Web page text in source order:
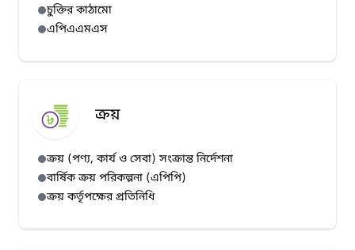
চুক্তির কাঠামো
এপিএএমএস
ক্রয়
ক্রয় (পণ্য, কার্য ও সেবা) সংক্রান্ত নির্দেশনা
বার্ষিক ক্রয় পরিকল্পনা (এপিপি)
ক্রয় কর্তৃপক্ষের প্রতিনিধি